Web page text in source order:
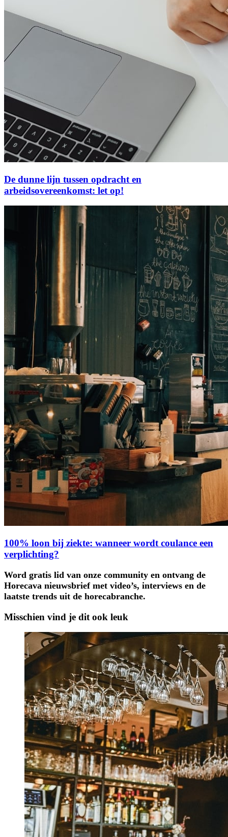
De dunne lijn tussen opdracht en
arbeidsovereenkomst: let op!
100% loon bij ziekte: wanneer wordt coulance een
verplichting?
Word gratis lid van onze community en ontvang de
Horecava nieuwsbrief met video’s, interviews en de
laatste trends uit de horecabranche.
Misschien vind je dit ook leuk